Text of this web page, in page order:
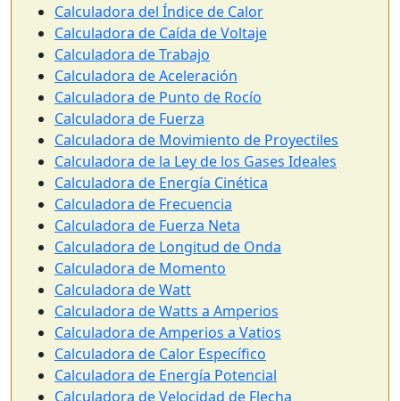
Calculadora del Índice de Calor
Calculadora de Caída de Voltaje
Calculadora de Trabajo
Calculadora de Aceleración
Calculadora de Punto de Rocío
Calculadora de Fuerza
Calculadora de Movimiento de Proyectiles
Calculadora de la Ley de los Gases Ideales
Calculadora de Energía Cinética
Calculadora de Frecuencia
Calculadora de Fuerza Neta
Calculadora de Longitud de Onda
Calculadora de Momento
Calculadora de Watt
Calculadora de Watts a Amperios
Calculadora de Amperios a Vatios
Calculadora de Calor Específico
Calculadora de Energía Potencial
Calculadora de Velocidad de Flecha